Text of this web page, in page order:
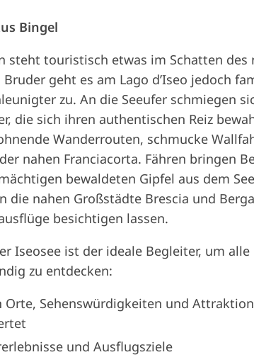
Bingel
steht touristisch etwas im Schatten des
geht es am Lago d’Iseo jedoch
zu. An die Seeufer schmiegen
die sich ihren authentischen Reiz
Wanderrouten, schmucke
nahen Franciacorta. Fähren bringen
bewaldeten Gipfel aus dem
die nahen Großstädte Brescia und
besichtigen lassen.
Iseosee ist der ideale Begleiter, um alle
zu entdecken:
Orte, Sehenswürdigkeiten und
und Ausflugsziele